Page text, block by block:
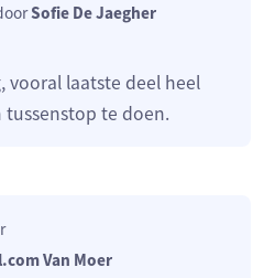
Sofie De Jaegher
vooral laatste deel heel
te doen.
Van Moer